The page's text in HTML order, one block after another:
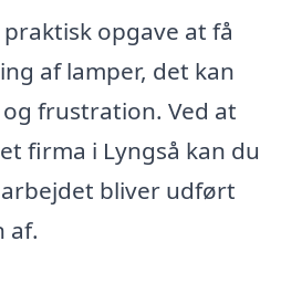
opgave at få
af lamper, det kan
frustration. Ved at
firma i Lyngså kan du
bliver udført
af.